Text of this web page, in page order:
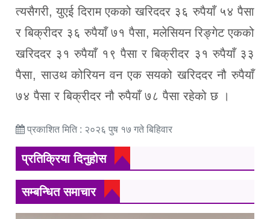
त्यसैगरी, युएई दिराम एकको खरिददर ३६ रुपैयाँ ५४ पैसा
र बिक्रीदर ३६ रुपैयाँ ७१ पैसा, मलेसियन रिङ्गेट एकको
खरिददर ३१ रुपैयाँ १९ पैसा र बिक्रीदर ३१ रुपैयाँ ३३
पैसा, साउथ कोरियन वन एक सयको खरिददर नौ रुपैयाँ
७४ पैसा र बिक्रीदर नौ रुपैयाँ ७८ पैसा रहेको छ ।
प्रकाशित मिति : २०२६ पुष १७ गते बिहिवार
प्रतिक्रिया दिनुहोस
सम्बन्धित समाचार